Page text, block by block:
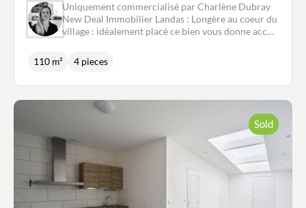
Uniquement commercialisé par Charlène Dubray
New Deal Immobilier Landas : Longère au coeur du
village : idéalement placé ce bien vous donne accès
bungalow has already benefited from partial
renovation, particularly electrical and thermal, and
with a shower room and utility room. Upstairs
there are 2 bedrooms, a large landing and a
and a lawned area.
110 m² 4 pieces
Sold